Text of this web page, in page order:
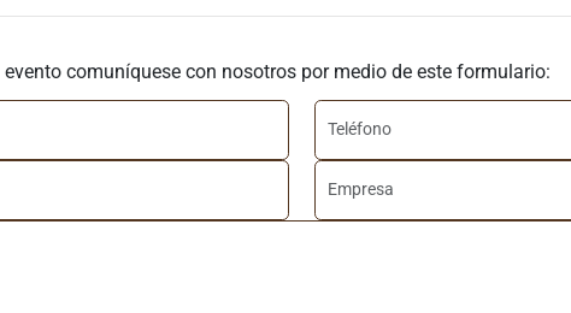
comuníquese con nosotros por medio de este formulario: